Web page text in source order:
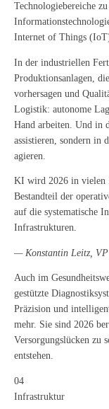
Technologiebereiche
Internet of Things
In der industriellen
Produktionsanlagen,
vorhersagen und
Logistik: autonome
Hand arbeiten. Und in
assistieren, sondern in
agieren.
KI wird 2026 in vielen
Bestandteil der
auf die systematische
Infrastrukturen.
— Konstantin Leitz,
Auch im
gestützte
Präzision und
mehr. Sie sind 2026
Versorgungslücken zu
entstehen.
04
Infrastruktur